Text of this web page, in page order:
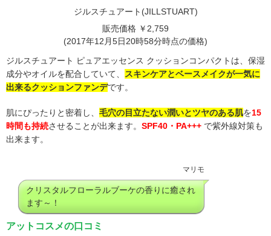
ジルスチュアート(JILLSTUART)
販売価格 ￥2,759
(2017年12月5日20時58分時点の価格)
ジルスチュアート ピュアエッセンス クッションコンパクトは、保湿
成分やオイルを配合していて、
スキンケアとベースメイクが一気に
出来るクッションファンデです。
肌にぴったりと密着し、 毛穴の目立たない潤いとツヤのある肌を15
時間も持続させることが出来ます。 SPF40・PA+++ で紫外線対策も
出来ます。
マリモ
クリスタルフローラルブーケの香りに癒され
ます～！
アットコスメの口コミ